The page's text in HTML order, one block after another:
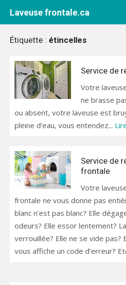
Laveuse frontale.ca
Étiquette : étincelles
Service de
Votre
ne brasse
ou absent, votre laveuse est
pleine d’eau, vous entendez...
Service de
frontale
Votre
frontale ne vous donne pas
blanc n’est pas blanc? Elle
odeurs? Elle essor lentement?
verrouillée? Elle ne se vide pas?
vous affiche un code d’erreur?